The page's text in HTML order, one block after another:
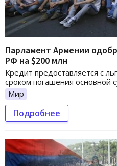
Парламент Армении
РФ на $200 млн
Кредит предоставляется с
сроком погашения основной
Мир
Подробнее